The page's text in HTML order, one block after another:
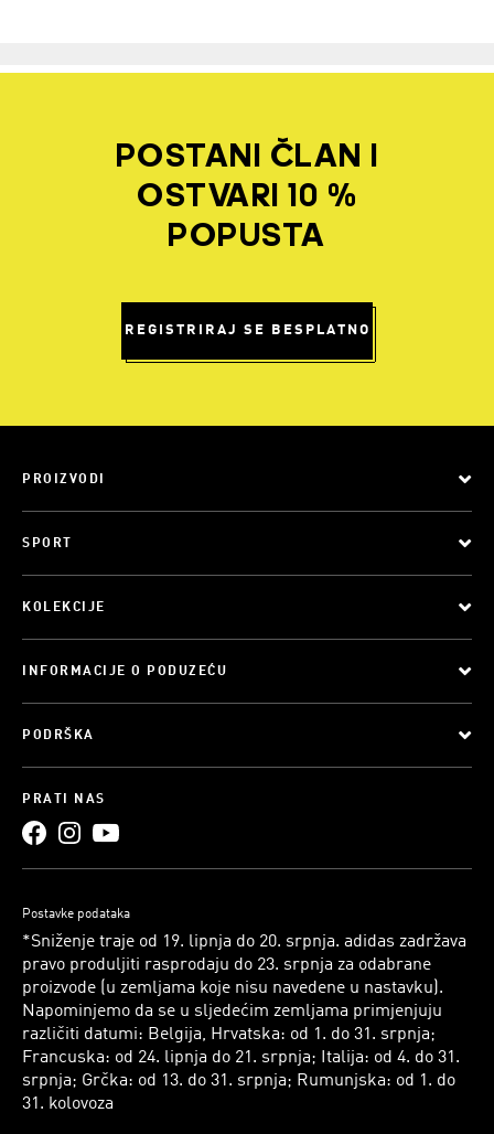
POSTANI ČLAN I
OSTVARI 10 %
POPUSTA
REGISTRIRAJ SE BESPLATNO
PROIZVODI
SPORT
KOLEKCIJE
INFORMACIJE O PODUZEĆU
PODRŠKA
PRATI NAS
Postavke podataka
*Sniženje traje od 19. lipnja do 20. srpnja. adidas zadržava
pravo produljiti rasprodaju do 23. srpnja za odabrane
proizvode (u zemljama koje nisu navedene u nastavku).
Napominjemo da se u sljedećim zemljama primjenjuju
različiti datumi: Belgija, Hrvatska: od 1. do 31. srpnja;
Francuska: od 24. lipnja do 21. srpnja; Italija: od 4. do 31.
srpnja; Grčka: od 13. do 31. srpnja; Rumunjska: od 1. do
31. kolovoza